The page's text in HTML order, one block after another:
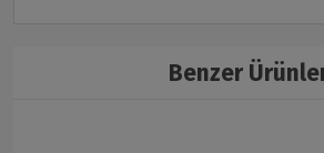
Benzer